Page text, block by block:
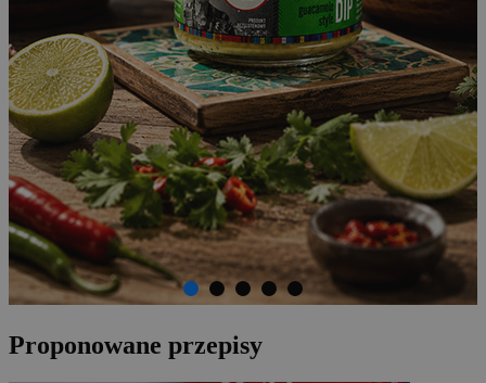
Proponowane przepisy